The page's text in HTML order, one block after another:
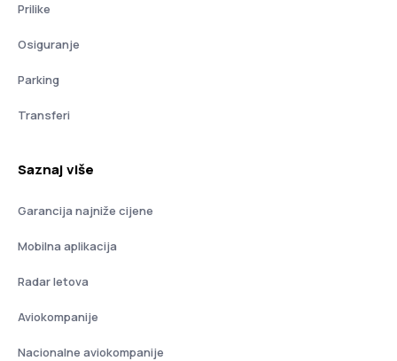
Prilike
Osiguranje
Parking
Transferi
Saznaj više
Garancija najniže cijene
Mobilna aplikacija
Radar letova
Aviokompanije
Nacionalne aviokompanije